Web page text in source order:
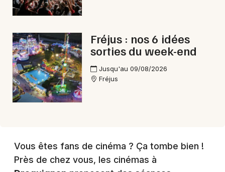
Mon email
Je m'abonne
Fréjus : nos 6 idées
sorties du week-end
Jusqu'au 09/08/2026
Fréjus
Vous êtes fans de cinéma ? Ça tombe bien !
Près de chez vous, les cinémas à